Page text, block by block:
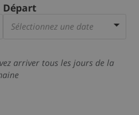
Départ
Sélectionnez une date
arriver tous les jours de la